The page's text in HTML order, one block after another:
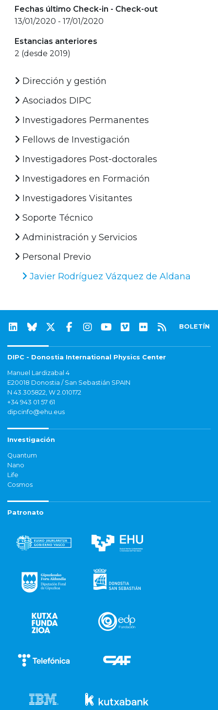
Fechas último Check-in - Check-out
13/01/2020 - 17/01/2020
Estancias anteriores
2 (desde 2019)
Dirección y gestión
Asociados DIPC
Investigadores Permanentes
Fellows de Investigación
Investigadores Post-doctorales
Investigadores en Formación
Investigadores Visitantes
Soporte Técnico
Administración y Servicios
Personal Previo
Javier Rodríguez Vázquez de Aldana
BOLETÍN
DIPC - Donostia International Physics Center
Manuel Lardizabal 4
E20018 Donostia / San Sebastián SPAIN
N 43.305822, W 2.010172
+34 943 01 57 61
dipcinfo@ehu.eus
Investigación
Quantum
Nano
Life
Cosmos
Patronato